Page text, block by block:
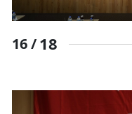
16 /18